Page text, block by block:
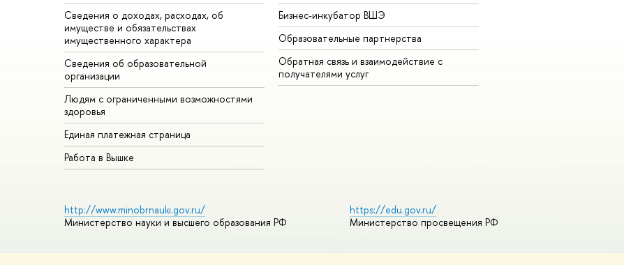
Сведения о доходах, расходах, об
имуществе и обязательствах
имущественного характера
Сведения об образовательной
организации
Людям с ограниченными возможностями
здоровья
Единая платежная страница
Работа в Вышке
Бизнес-инкубатор ВШЭ
Образовательные партнерства
Обратная связь и взаимодействие с
получателями услуг
http://www.minobrnauki.gov.ru/
Министерство науки и высшего образования РФ
https://edu.gov.ru/
Министерство просвещения РФ